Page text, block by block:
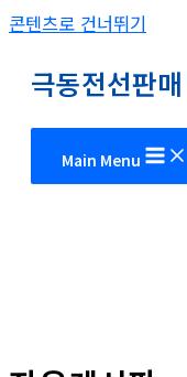
콘텐츠로 건너뛰기
극동전선판매
Main Menu